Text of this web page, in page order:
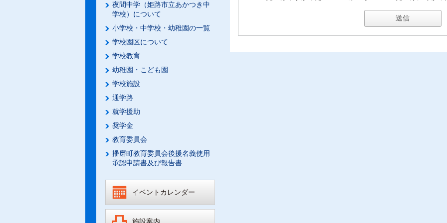
夜間中学（姫路市立あかつき中
学校）について
小学校・中学校・幼稚園の一覧
学校園区について
学校教育
幼稚園・こども園
学校施設
通学路
就学援助
奨学金
教育委員会
播磨町教育委員会後援名義使用
承認申請書及び報告書
イベントカレンダー